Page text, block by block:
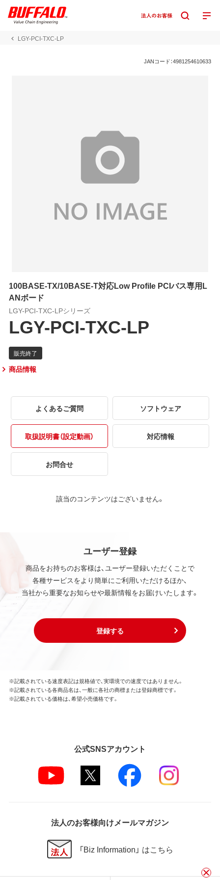
LGY-PCI-TXC-LP
JANコード：4981254610633
100BASE-TX/10BASE-T対応Low Profile PCIバス専用L
ANボード
LGY-PCI-TXC-LPシリーズ
LGY-PCI-TXC-LP
商品情報
よくあるご質問 ソフトウェア
取扱説明書（設定動画） 対応情報
お問合せ
該当のコンテンツはございません。
ユーザー登録
商品をお持ちのお客様は、ユーザー登録いただくことで
各種サービスをより簡単にご利用いただけるほか、
当社から重要なお知らせや最新情報をお届けいたします。
登録する
※記載されている速度表記は規格値で、実環境での速度ではありません。
※記載されている各商品名は、一般に各社の商標または登録商標です。
※記載されている価格は、希望小売価格です。
公式SNSアカウント
法人のお客様向けメールマガジン
「Biz Information」 はこちら